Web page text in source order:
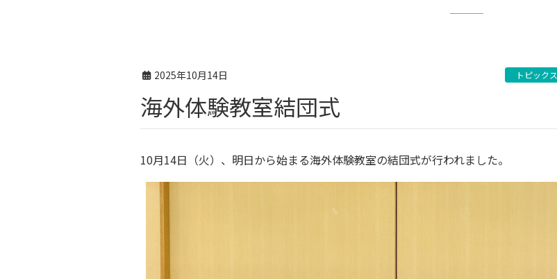
2025年10月14日 トピックス
海外体験教室結団式
10月14日（火）、明日から始まる海外体験教室の結団式が行われました。